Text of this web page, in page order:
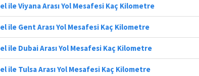
ile Viyana Arası Yol Mesafesi Kaç Kilometre
ile Gent Arası Yol Mesafesi Kaç Kilometre
ile Dubai Arası Yol Mesafesi Kaç Kilometre
ile Tulsa Arası Yol Mesafesi Kaç Kilometre